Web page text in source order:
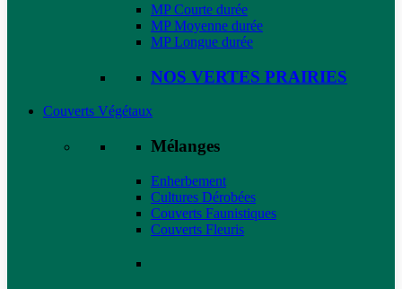
MP Courte durée
MP Moyenne durée
MP Longue durée
NOS VERTES PRAIRIES
Couverts Végétaux
Mélanges
Enherbement
Cultures Dérobées
Couverts Faunistiques
Couverts Fleuris